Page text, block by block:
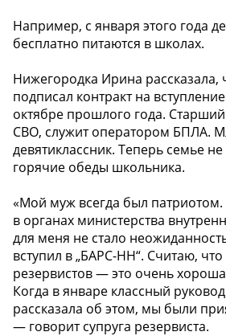
Например, с января этого года
бесплатно питаются в школах.
Нижегородка Ирина рассказала,
подписал контракт на
октябре прошлого года.
СВО, служит оператором БПЛА.
девятиклассник. Теперь семье
горячие обеды школьника.
«Мой муж всегда был патриотом.
в органах министерства
для меня не стало
вступил в „БАРС-НН“. Считаю,
резервистов — это очень
Когда в январе классный
рассказала об этом, мы были
— говорит супруга резервиста.